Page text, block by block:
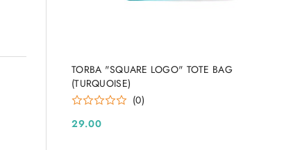
TORBA "SQUARE LOGO" TOTE BAG
(TURQUOISE)
(0)
Cena:
29.00
DO KOSZYKA